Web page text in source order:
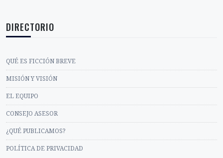
DIRECTORIO
QUÉ ES FICCIÓN BREVE
MISIÓN Y VISIÓN
EL EQUIPO
CONSEJO ASESOR
¿QUÉ PUBLICAMOS?
POLÍTICA DE PRIVACIDAD